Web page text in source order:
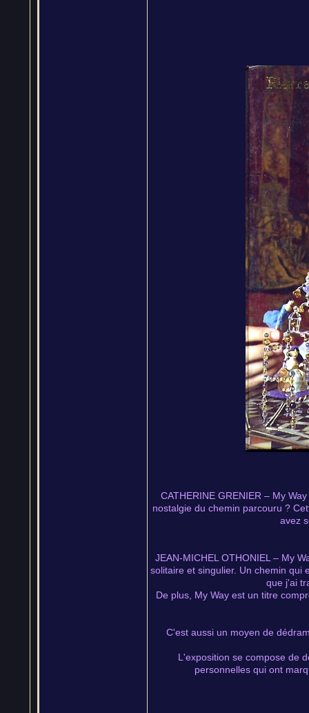
CATHERINE GRENIER – My
nostalgie du chemin parcouru ?
avez
JEAN-MICHEL OTHONIEL – My
solitaire et singulier. Un chemin qui
que j'ai
De plus, My Way est un titre
C'est aussi un moyen de
L'exposition se compose de
personnelles qui ont